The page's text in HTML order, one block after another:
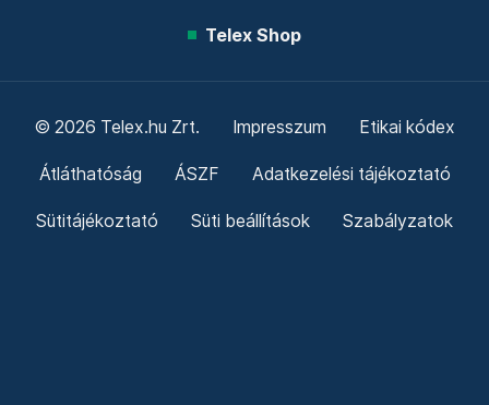
Telex Shop
© 2026 Telex.hu Zrt. Impresszum Etikai kódex
Átláthatóság ÁSZF Adatkezelési tájékoztató
Sütitájékoztató Süti beállítások Szabályzatok